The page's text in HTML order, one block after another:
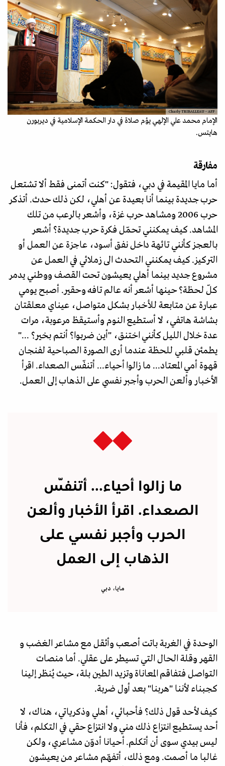
Charly TRIBALLEAU - AFP
الإمام محمد علي الإلهي يؤم صلاة في دار الحكمة الإسلامية في ديربورن
هايتس.
مفارقة
أما مايا المقيمة في دبي، فتقول: "كنت أتمنى فقط ألا تشتعل
حرب جديدة بينما أنا بعيدة عن أهلي، لكن ذلك حدث. أتذكر
حرب 2006 ومشاهد حرب غزة، وأشعر بالرعب من تلك
المشاهد. كيف يمكنني تحمّل فكرة حرب جديدة؟ أشعر
بالعجز كأنني تائهة داخل نفق أسود، عاجزة عن العمل أو
التركيز. كيف يمكنني التحدث الى زملائي في العمل عن
مشروع جديد بينما أهلي يعيشون تحت القصف ووطني يدمر
كلّ لحظة؟ حينها أشعر أنه عالم تافه وحقير. أصبح يومي
عبارة عن متابعة للأخبار بشكل متواصل، عيناي معلقتان
بشاشة هاتفي، لا أستطيع النوم وأستيقظ مرعوبة، مرات
عدة خلال الليل كأنني اختنق، "أين ضربوا؟ أنتم بخير؟ ..."
يطمئن قلبي للحظة عندما أرى الصورة الصباحية لفنجان
قهوة أمي المعتاد... ما زالوا أحياء... أتنفّس الصعداء. اقرأ
الأخبار وألعن الحرب وأجبر نفسي على الذهاب إلى العمل.
ما زالوا أحياء... أتنفّس
الصعداء. اقرأ الأخبار وألعن
الحرب وأجبر نفسي على
الذهاب إلى العمل
مايا، دبي
الوحدة في الغربة باتت أصعب وأثقل مع مشاعر الغضب و
القهر وقلة الحال التي تسيطر على عقلي. أما منصات
التواصل فتفاقم المعاناة وتزيد الطين بلة، حيث يُنظر إلينا
كجبناء لأننا "هربنا" بعد أول ضربة.
كيف لأحد قول ذلك؟ فأحبائي، أهلي وذكرياتي، هناك، لا
أحد يستطيع انتزاع ذلك مني ولا انتزاع حقي في التكلم، فأنا
ليس بيدي سوى أن أتكلم. أحيانا أدوّن مشاعري، ولكن
غالبا ما أصمت. ومع ذلك، أتفهّم مشاعر من يعيشون